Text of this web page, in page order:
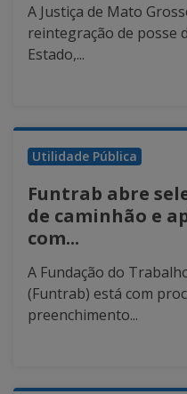
A Justiça de Mato
reintegração de posse
Estado,...
Utilidade Pública
Funtrab abre
de caminhão e
com...
A Fundação do
(Funtrab) está com
preenchimento...